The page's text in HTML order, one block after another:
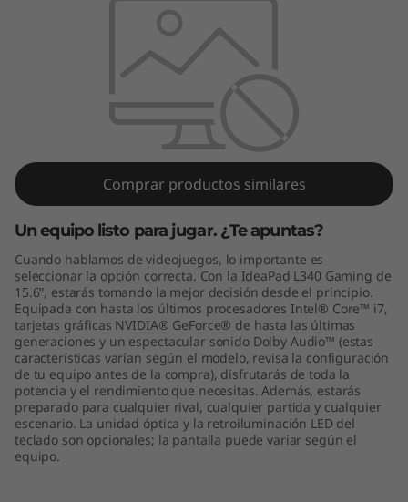
a
m
n
g
1
5
Comprar productos similares
Un equipo listo para jugar. ¿Te apuntas?
Cuando hablamos de videojuegos, lo importante es
seleccionar la opción correcta. Con la IdeaPad L340 Gaming de
15.6”, estarás tomando la mejor decisión desde el principio.
Equipada con hasta los últimos procesadores Intel® Core™ i7,
tarjetas gráficas NVIDIA® GeForce® de hasta las últimas
generaciones y un espectacular sonido Dolby Audio™ (estas
características varían según el modelo, revisa la configuración
de tu equipo antes de la compra), disfrutarás de toda la
potencia y el rendimiento que necesitas. Además, estarás
preparado para cualquier rival, cualquier partida y cualquier
escenario. La unidad óptica y la retroiluminación LED del
teclado son opcionales; la pantalla puede variar según el
equipo.